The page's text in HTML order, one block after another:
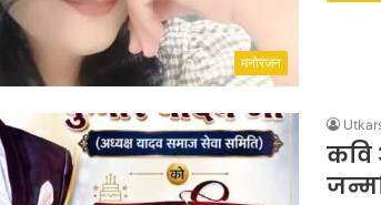
मनोरंजन
कवि